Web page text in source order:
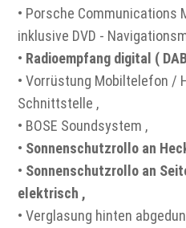
• Porsche Communications
inklusive DVD -
• Radioempfang digital (
• Vorrüstung Mobiltelefon /
Schnittstelle ,
• BOSE Soundsystem ,
• Sonnenschutzrollo an
• Sonnenschutzrollo an
elektrisch ,
• Verglasung hinten